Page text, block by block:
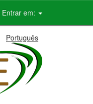
Entrar em:
Português